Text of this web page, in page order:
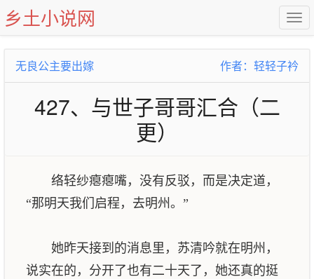
乡土小说网
无良公主要出嫁 作者：轻轻子衿
427、与世子哥哥汇合（二
更）
络轻纱瘪瘪嘴，没有反驳，而是决定道，
“那明天我们启程，去明州。”
她昨天接到的消息里，苏清吟就在明州，
说实在的，分开了也有二十天了，她还真的挺